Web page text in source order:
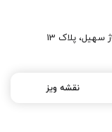
پلاک 13
نقشه ویز